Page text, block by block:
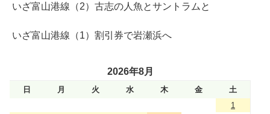
いざ富山港線（2）古志の人魚とサントラムと
いざ富山港線（1）割引券で岩瀬浜へ
2026年8月
日 月 火 水 木 金
土
1